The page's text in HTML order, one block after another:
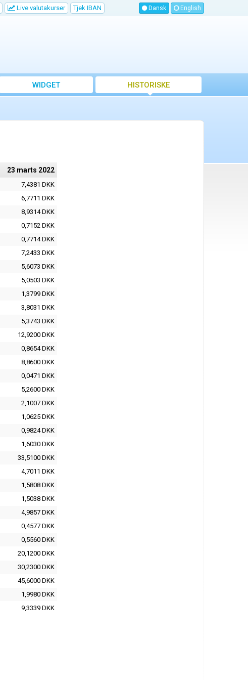
Live valutakurser Tjek IBAN Dansk English
WIDGET
HISTORISKE
VALUTAKURSER
23 marts 2022
7,4381 DKK
6,7711 DKK
8,9314 DKK
0,7152 DKK
0,7714 DKK
7,2433 DKK
5,6073 DKK
5,0503 DKK
1,3799 DKK
3,8031 DKK
5,3743 DKK
12,9200 DKK
0,8654 DKK
8,8600 DKK
0,0471 DKK
5,2600 DKK
2,1007 DKK
1,0625 DKK
0,9824 DKK
1,6030 DKK
33,5100 DKK
4,7011 DKK
1,5808 DKK
1,5038 DKK
4,9857 DKK
0,4577 DKK
0,5560 DKK
20,1200 DKK
30,2300 DKK
45,6000 DKK
1,9980 DKK
9,3339 DKK